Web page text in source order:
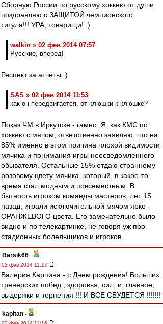
Сборную России по русскому хоккею от души
поздравляю с ЗАЩИТОЙ чемпионского
титула!!! УРА, товарищи! :)
walkin » 02 фев 2014 07:57
Русские, вперед!
Респект за атчёты :)
SAS » 02 фев 2014 11:53
как он передвигается, от клюшки к клюшке?
Показ ЧМ в Иркутске - гамно. Я, как КМС по
хоккею с мячом, ответственно заявляю, что на
85% именно в этом причина плохой видимости
мячика и понимания игры неосведомленного
обывателя. Остальные 15% отдаю странному
розовому цвету мячика, который, в какое-то
время стал модным и повсеместным. В
бытность игроком команды мастеров, лет 15
назад, играли исключительной мячом ярко -
ОРАНЖЕВОГО цвета. Его замечательно было
видно и по телекартинке, не говоря уж про
стадионных болельщиков и игроков.
Barsik66 -
02 фев 2014 11:17
Валерия Карпина - с Днем рождения! Больших
тренерских побед , здоровья, сил, и, главное,
выдержки и терпения !!! И ВСЕ СБУДЕТСЯ !!!!!!!
kapitan -